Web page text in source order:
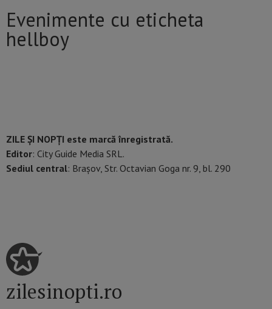
Evenimente cu eticheta
hellboy
ZILE ȘI NOPȚI este marcă înregistrată.
Editor: City Guide Media SRL.
Sediul central: Brașov, Str. Octavian Goga nr. 9, bl. 290
zilesinopti.ro